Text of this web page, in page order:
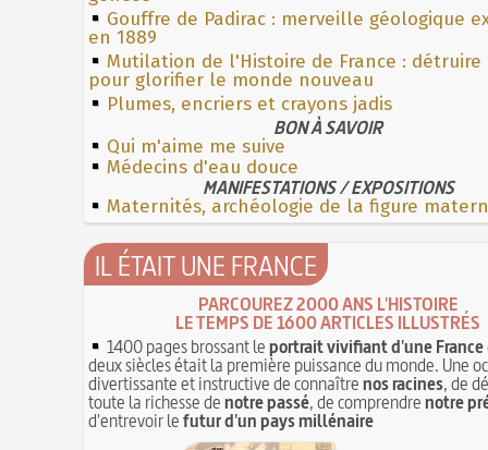
Gouffre de Padirac : merveille géologique
en 1889
Mutilation de l'Histoire de France : détruire
pour glorifier le monde nouveau
Plumes, encriers et crayons jadis
BON À SAVOIR
Qui m'aime me suive
Médecins d'eau douce
MANIFESTATIONS / EXPOSITIONS
Maternités, archéologie de la figure
IL ÉTAIT UNE FRANCE
PARCOUREZ 2000 ANS L'HISTOIRE
LE TEMPS DE 1600 ARTICLES ILLUSTRÉS
1400 pages brossant leportrait vivifiant d'une France
deux siècles était la première puissance du monde. Une
divertissante et instructive de connaîtrenos racines, de
toute la richesse denotre passé, de comprendrenotre
d'entrevoir lefutur d'un pays millénaire